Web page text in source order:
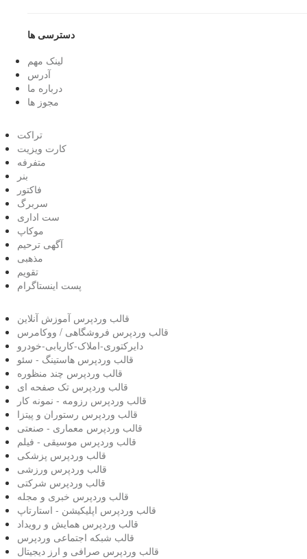
دسترسی ها
لینک مهم
آدرس
درباره ما
مجوز ها
تراکت
کارت ویزیت
متفرفه
بنر
فاکتور
سربرگ
ست اداری
موکاپ
آگهی ترحیم
مذهبی
تقویم
پست اینستاگرام
قالب وردپرس آموزش آنلاین
قالب وردپرس فروشگاهی / ووکامرس
دایرکتوری-املاک-کاریابی-خودرو
قالب وردپرس هاستینگ - سئو
قالب وردپرس چند منظوره
قالب وردپرس تک صفحه ای
قالب وردپرس رزومه - نمونه کار
قالب وردپرس رستوران و پیتزا
قالب وردپرس معماری - صنعتی
قالب وردپرس موسیقی - فیلم
قالب وردپرس پزشکی
قالب وردپرس ورزشی
قالب وردپرس شرکتی
قالب وردپرس خبری و مجله
قالب وردپرس اپلیکیشن - استارتاپ
قالب وردپرس همایش و رویداد
قالب شبکه اجتماعی وردپرس
قالب وردپرس صرافی و ارز دیجیتال